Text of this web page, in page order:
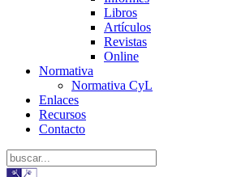
Libros
Artículos
Revistas
Online
Normativa
Normativa CyL
Enlaces
Recursos
Contacto